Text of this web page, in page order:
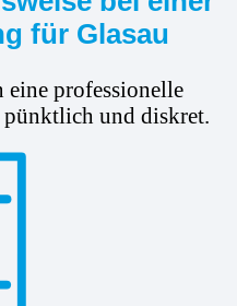
für Glasau
eine professionelle
und diskret.